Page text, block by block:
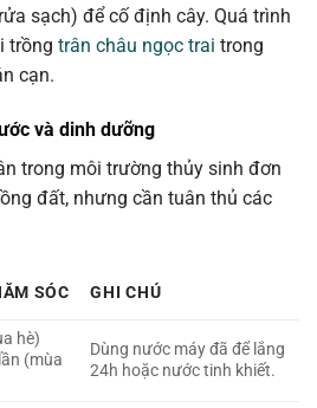
sạch) để cố định cây. Quá trình
trồng trân châu ngọc trai trong
cạn.
và dinh dưỡng
trong môi trường thủy sinh đơn
đất, nhưng cần tuân thủ các
SÓC GHI CHÚ
hè)
(mùa
Dùng nước máy đã để lắng
24h hoặc nước tinh khiết.